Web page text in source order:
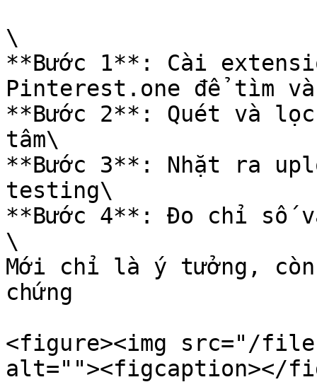
\
**Bước 1**: Cài
Pinterest.one để tìm
**Bước 2**: Quét và
tâm\
**Bước 3**: Nhặt ra
testing\
**Bước 4**: Đo chỉ số
\
Mới chỉ là ý tưởng,
chứng
<figure><img src="/files/
alt=""><figcaption></